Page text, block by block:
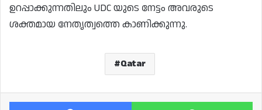
ഉറപ്പാക്കുന്നതിലും UDC യുടെ നേട്ടം അവരുടെ
ശക്തമായ നേതൃത്വത്തെ കാണിക്കുന്നു.
Qatar
Facebook